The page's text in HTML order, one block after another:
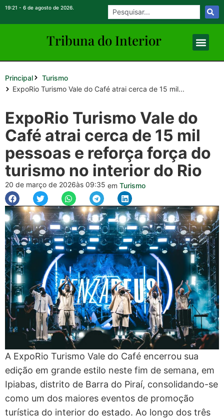
19:21 - 6 de agosto de 2026.
Tribuna do Interior
Principal
Turismo
ExpoRio Turismo Vale do Café atrai cerca de 15 mil...
ExpoRio Turismo Vale do
Café atrai cerca de 15 mil
pessoas e reforça força do
turismo no interior do Rio
20 de março de 2026às 09:35 em Turismo
A ExpoRio Turismo Vale do Café encerrou sua
edição em grande estilo neste fim de semana, em
Ipiabas, distrito de Barra do Piraí, consolidando-se
como um dos maiores eventos de promoção
turística do interior do estado. Ao longo dos três